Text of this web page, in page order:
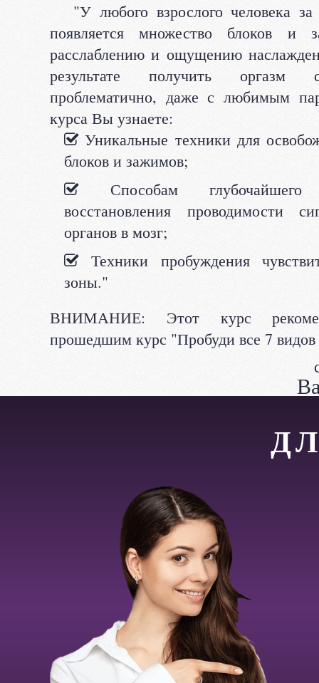
"У любого взрослого человека
появляется множество блоков и
расслаблению и ощущению
результате получить оргазм
проблематично, даже с любимым
курса Вы узнаете:
Уникальные техники для
блоков и зажимов;
Способам глубочайшего
восстановления проводимости
органов в мозг;
Техники пробуждения
зоны."
ВНИМАНИЕ: Этот курс
прошедшим курс "Пробуди все 7 видов